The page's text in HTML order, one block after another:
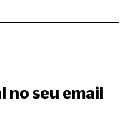
no seu email